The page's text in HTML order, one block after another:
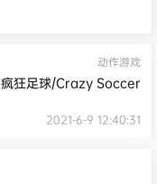
动作游戏
疯狂足球/Crazy Soccer
2021-6-9 12:40:31